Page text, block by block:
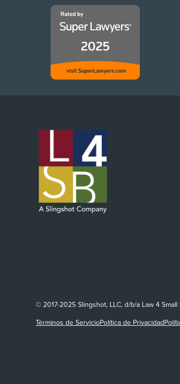
© 2017-2025 Slingshot, LLC, d/b/a Law 4
Términos de ServicioPolítica de Privacidad